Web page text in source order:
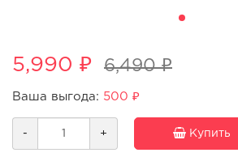
5,990 ₽ 6,490 ₽
Ваша выгода: 500 ₽
- + Купить